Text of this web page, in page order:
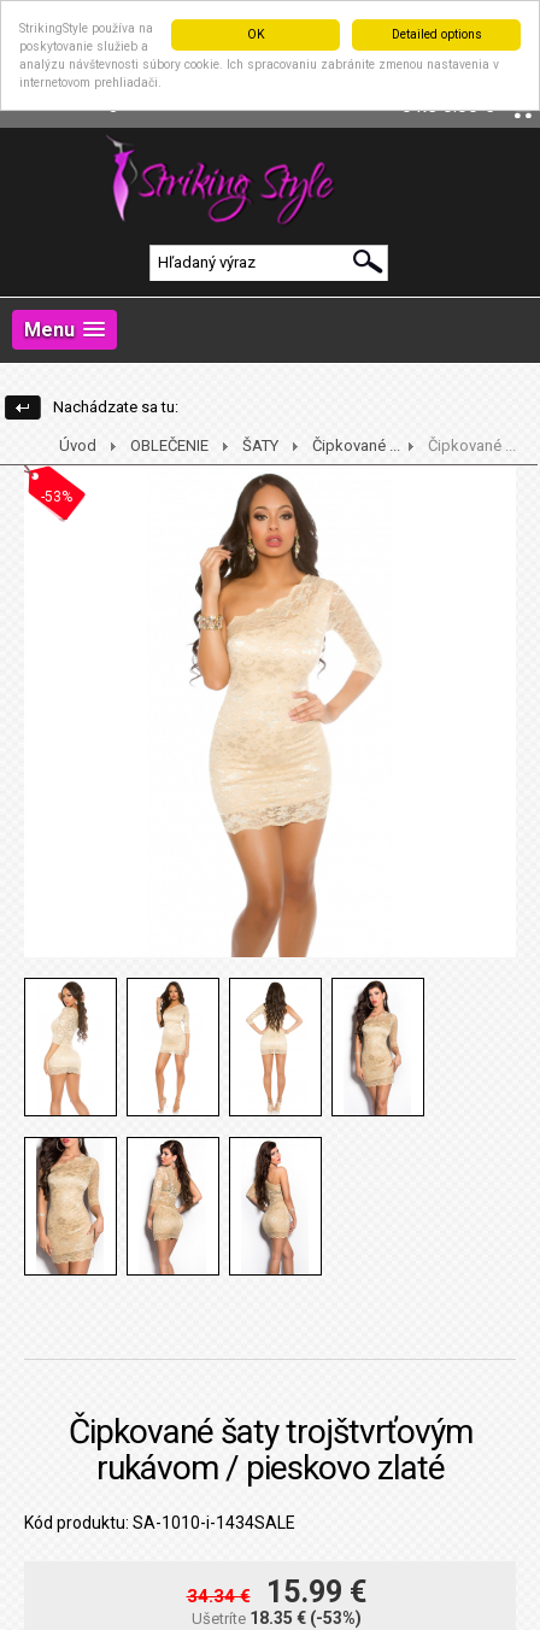
Detailed options
OK
StrikingStyle používa na
poskytovanie služieb a
analýzu návštevnosti súbory cookie. Ich spracovaniu zabránite zmenou nastavenia v
internetovom prehliadači.
0 ks0.00 €
Menu
Nachádzate sa tu:
Úvod OBLEČENIE ŠATY Čipkované ... Čipkované ...
-53%
Čipkované šaty trojštvrťovým
rukávom / pieskovo zlaté
Kód produktu: SA-1010-i-1434SALE
34.34 € 15.99 €
Ušetríte 18.35 € (-53%)